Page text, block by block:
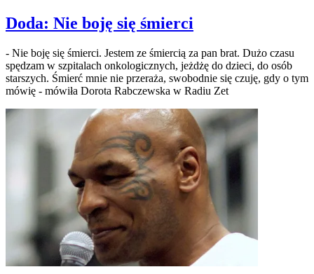
Doda: Nie boję się śmierci
- Nie boję się śmierci. Jestem ze śmiercią za pan brat. Dużo czasu
spędzam w szpitalach onkologicznych, jeżdżę do dzieci, do osób
starszych. Śmierć mnie nie przeraża, swobodnie się czuję, gdy o tym
mówię - mówiła Dorota Rabczewska w Radiu Zet